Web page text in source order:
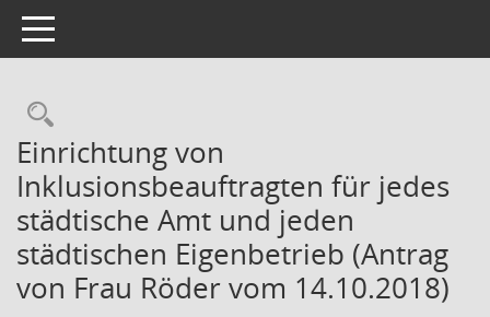
Toggle navigation
Rechercheauswahl
Einrichtung von
Inklusionsbeauftragten für jedes
städtische Amt und jeden
städtischen Eigenbetrieb (Antrag
von Frau Röder vom 14.10.2018)